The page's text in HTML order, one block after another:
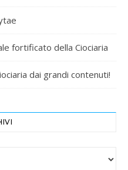
fortificato della Ciociaria
dai grandi contenuti!